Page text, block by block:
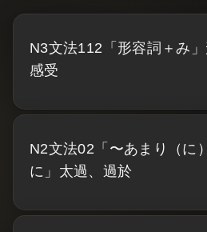
N3文法112「形容詞＋み
感受
N2文法02「〜あまり（に
に」太過、過於